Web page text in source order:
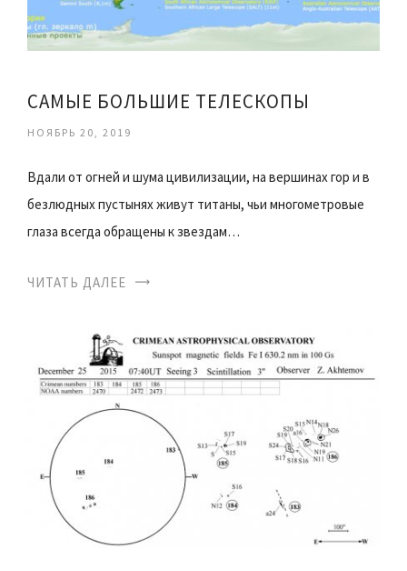
САМЫЕ БОЛЬШИЕ ТЕЛЕСКОПЫ
НОЯБРЬ 20, 2019
Вдали от огней и шума цивилизации, на вершинах гор и в
безлюдных пустынях живут титаны, чьи многометровые
глаза всегда обращены к звездам…
ЧИТАТЬ ДАЛЕЕ